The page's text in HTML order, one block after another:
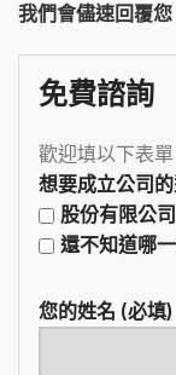
我們會儘速回覆您
免費諮詢
歡迎填以下表
想要成立公司
股份有限公司
還不知道哪
您的姓名 (必填)